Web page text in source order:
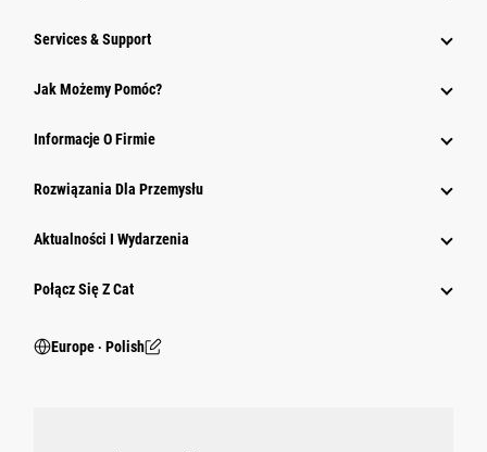
Services & Support
Jak Możemy Pomóc?
Informacje O Firmie
Rozwiązania Dla Przemysłu
Aktualności I Wydarzenia
Połącz Się Z Cat
Europe ‧ Polish